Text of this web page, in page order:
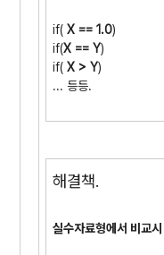
if( X == 1.0)
if(X == Y)
if( X > Y)
... 등등.
해결책.
실수자료형에서 비교시